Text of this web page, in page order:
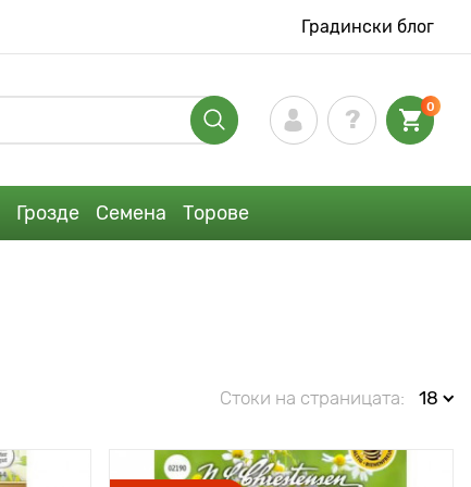
Градински блог
0
Грозде Семена Торове
Стоки на страницата: 18